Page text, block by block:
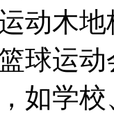
动木
球运
如学